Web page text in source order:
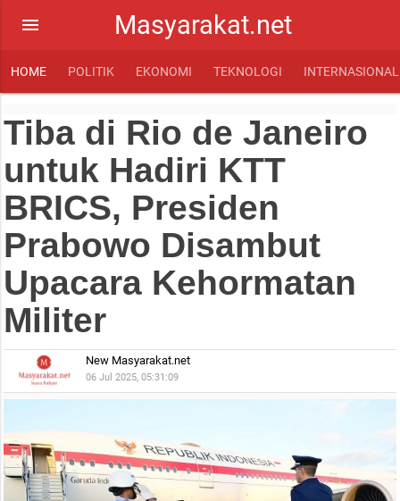
Masyarakat.net
menu
HOME POLITIK EKONOMI TEKNOLOGI INTERNASIONAL
Tiba di Rio de Janeiro
untuk Hadiri KTT
BRICS, Presiden
Prabowo Disambut
Upacara Kehormatan
Militer
New Masyarakat.net
06 Jul 2025, 05:31:09